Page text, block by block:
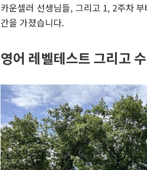
카운셀러 선생님들, 그리고 1, 2주차
간을 가졌습니다.
영어 레벨테스트 그리고